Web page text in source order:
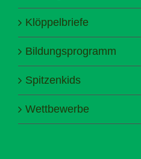
Klöppelbriefe
Bildungsprogramm
Spitzenkids
Wettbewerbe